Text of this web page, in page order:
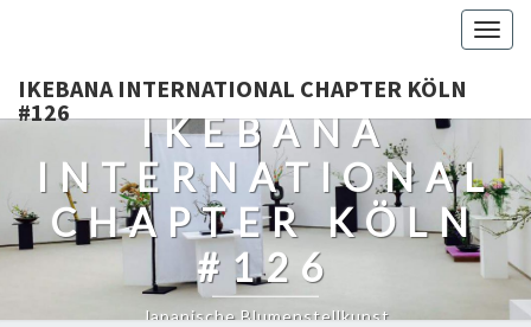
IKEBANA INTERNATIONAL CHAPTER KÖLN
#126
IKEBANA
INTERNATIONAL
CHAPTER KÖLN
#126
Japanische Blumenstellkunst